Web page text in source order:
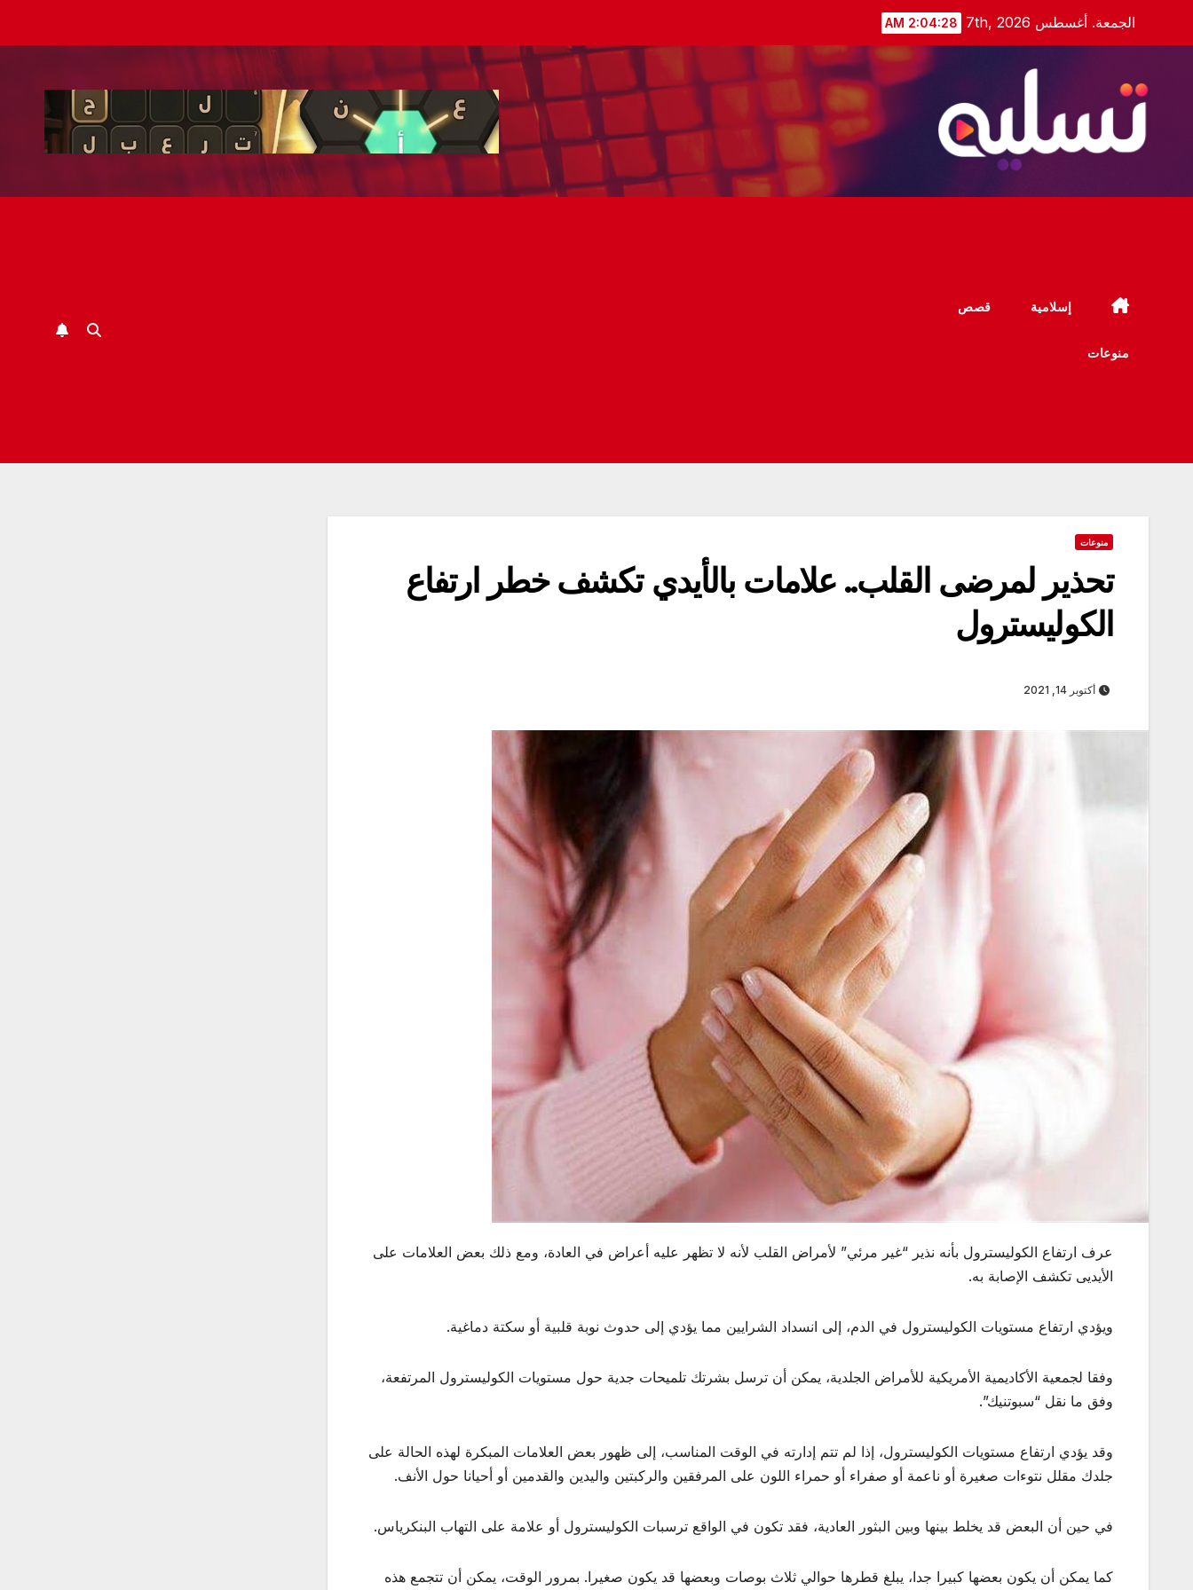
الجمعة. أغسطس 7th, 2026 2:04:28 AM
إسلامية قصص
منوعات
منوعات
تحذير لمرضى القلب.. علامات بالأيدي تكشف خطر ارتفاع
الكوليسترول
أكتوبر 14, 2021
عرف ارتفاع الكوليسترول بأنه نذير “غير مرئي” لأمراض القلب لأنه لا تظهر عليه أعراض في العادة، ومع ذلك بعض العلامات على
الأيديى تكشف الإصابة به.
ويؤدي ارتفاع مستويات الكوليسترول في الدم، إلى انسداد الشرايين مما يؤدي إلى حدوث نوبة قلبية أو سكتة دماغية.
وفقا لجمعية الأكاديمية الأمريكية للأمراض الجلدية، يمكن أن ترسل بشرتك تلميحات جدية حول مستويات الكوليسترول المرتفعة،
وفق ما نقل “سبوتنيك”.
وقد يؤدي ارتفاع مستويات الكوليسترول، إذا لم تتم إدارته في الوقت المناسب، إلى ظهور بعض العلامات المبكرة لهذه الحالة على
جلدك مقلل نتوءات صغيرة أو ناعمة أو صفراء أو حمراء اللون على المرفقين والركبتين واليدين والقدمين أو أحيانا حول الأنف.
في حين أن البعض قد يخلط بينها وبين البثور العادية، فقد تكون في الواقع ترسبات الكوليسترول أو علامة على التهاب البنكرياس.
كما يمكن أن يكون بعضها كبيرا جدا، يبلغ قطرها حوالي ثلاث بوصات وبعضها قد يكون صغيرا. بمرور الوقت، يمكن أن تتجمع هذه